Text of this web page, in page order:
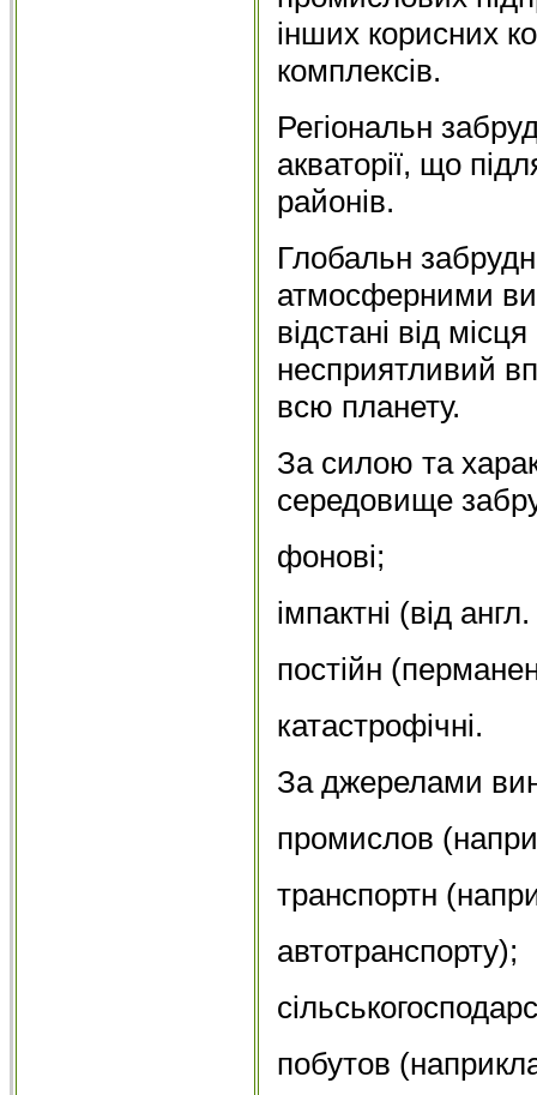
інших корисних
комплексів.
Регіональн
акваторії, що
районів.
Глобальн
атмосферними
відстані від
несприятливий
всю планету.
За силою та
середовище
фонові;
імпактні (від
постійн
катастрофічні.
За джерелами
промислов
транспортн
автотранспорту);
побутов